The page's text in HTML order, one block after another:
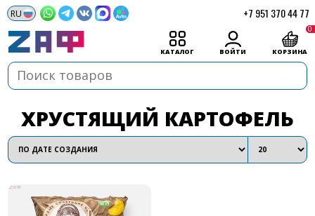
+7 951 370 44 77
КАТАЛОГ ВОЙТИ КОРЗИНА
0
ХРУСТЯЩИЙ КАРТОФЕЛЬ